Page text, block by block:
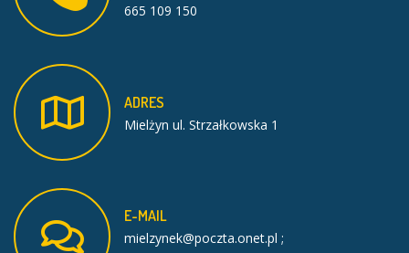
665 109 150
ADRES
Mielżyn ul. Strzałkowska 1
E-MAIL
mielzynek@poczta.onet.pl ;